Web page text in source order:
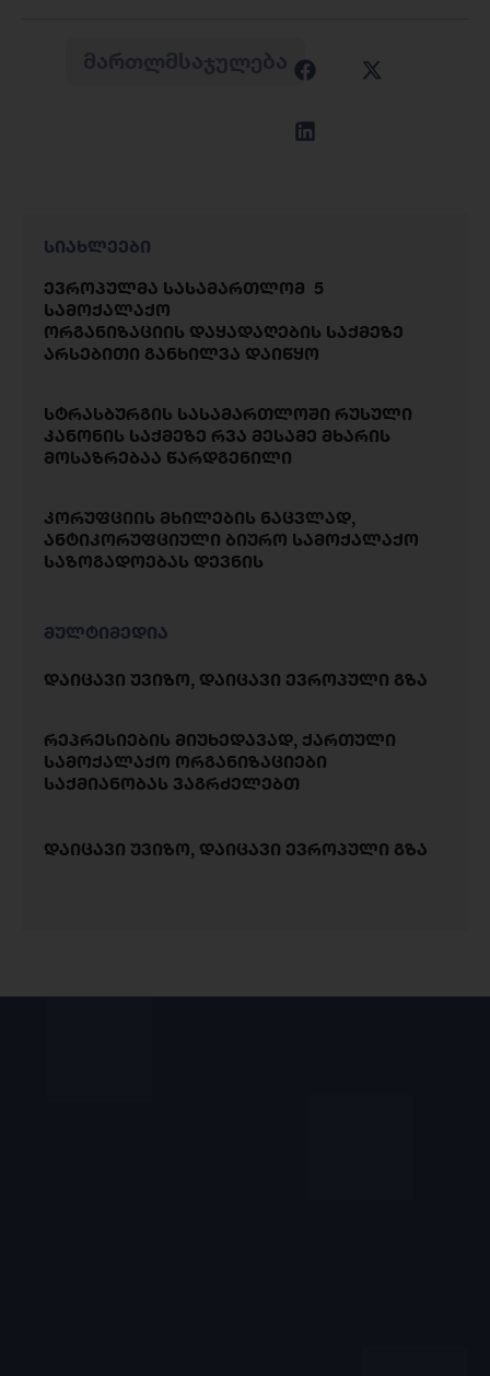
სიახლეები
ევროპულმა სასამართლომ 5
სამოქალაქო
ორგანიზაციის დაყადაღების საქმეზე
არსებითი განხილვა დაიწყო
სტრასბურგის სასამართლოში რუსული
კანონის საქმეზე რვა მესამე მხარის
მოსაზრებაა წარდგენილი
კორუფციის მხილების ნაცვლად,
ანტიკორუფციული ბიურო სამოქალაქო
საზოგადოებას დევნის
მულტიმედია
დაიცავი უვიზო, დაიცავი ევროპული გზა
რეპრესიების მიუხედავად, ქართული
სამოქალაქო ორგანიზაციები
საქმიანობას ვაგრძელებთ
დაიცავი უვიზო, დაიცავი ევროპული გზა